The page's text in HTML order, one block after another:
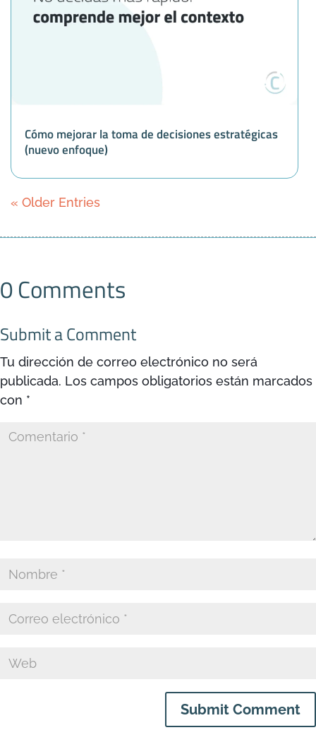
Cómo mejorar la toma de decisiones estratégicas
(nuevo enfoque)
« Older Entries
0 Comments
Submit a Comment
Tu dirección de correo electrónico no será
publicada. Los campos obligatorios están marcados
con *
Submit Comment